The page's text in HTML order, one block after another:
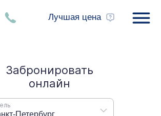
Лучшая цена